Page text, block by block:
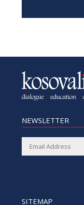
NEWSLETTER
SITEMAP